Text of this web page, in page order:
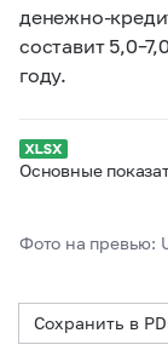
денежно-
составит
году.
Основные
Фото на превью:
Сохранить в